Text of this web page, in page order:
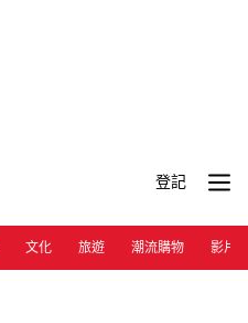
登記
文化 旅遊 潮流購物 影片